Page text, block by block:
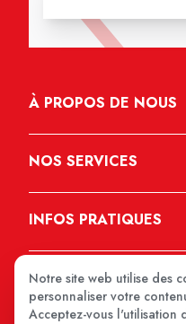
À PROPOS DE NOUS
NOS SERVICES
INFOS PRATIQUES
Notre site web utilise des
personnaliser votre
Acceptez-vous l'utilisation